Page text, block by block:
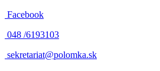
Facebook
048 /6193103
sekretariat@polomka.sk